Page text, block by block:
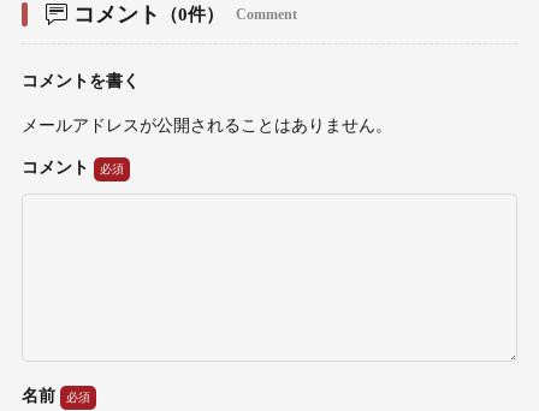
コメント （0件） Comment
コメントを書く
メールアドレスが公開されることはありません。
コメント
名前